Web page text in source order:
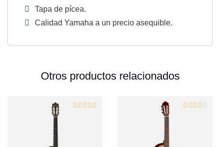
Tapa de pícea.
Calidad Yamaha a un precio asequible.
Otros productos relacionados